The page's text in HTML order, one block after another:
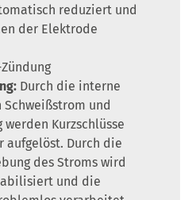
reduziert und
der Elektrode
Durch die interne
Schweißstrom und
werden Kurzschlüsse
aufgelöst. Durch die
des Stroms wird
und die